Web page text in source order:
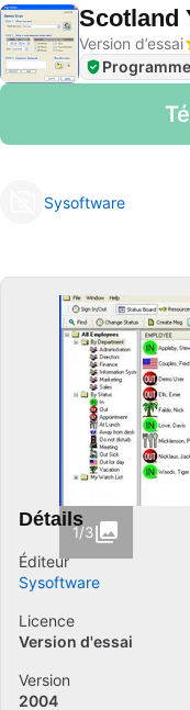
Scotland
Version d’essai
Sysoftware
1/3
Détails
Éditeur
Sysoftware
Licence
Version d'essai
Version
2004